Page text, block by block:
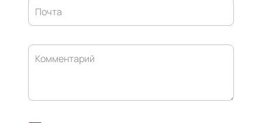
Почта
Комментарий